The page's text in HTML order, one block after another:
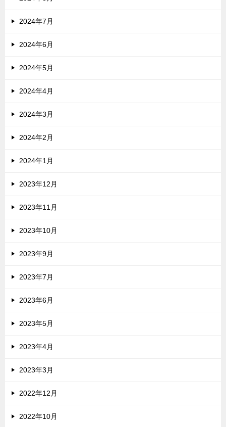
2024年7月
2024年6月
2024年5月
2024年4月
2024年3月
2024年2月
2024年1月
2023年12月
2023年11月
2023年10月
2023年9月
2023年7月
2023年6月
2023年5月
2023年4月
2023年3月
2022年12月
2022年10月